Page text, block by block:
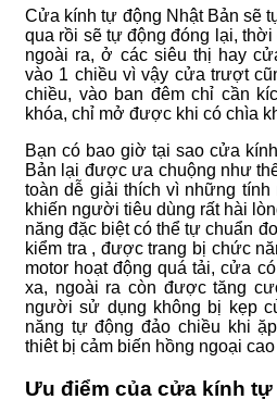
Cửa kính tự động Nhật Bản sẽ
qua rồi sẽ tự động đóng lại,
ngoài ra, ở các siêu thị hay
vào 1 chiều vì vậy cửa trượt
chiều, vào ban đêm chỉ cần
khóa, chỉ mở được khi có chìa
Bạn có bao giờ tại sao cửa
Bản lại được ưa chuộng như
toàn dễ giải thích vì những tính
khiến người tiêu dùng rất hài
năng đặc biệt có thể tự chuẩn
kiểm tra , được trang bị chức
motor hoạt động quá tải, cửa
xa, ngoài ra còn được tăng
người sử dụng không bị kẹp
năng tự động đảo chiều khi
thiêt bị cảm biến hồng ngoại
Ưu điểm của cửa kính tự